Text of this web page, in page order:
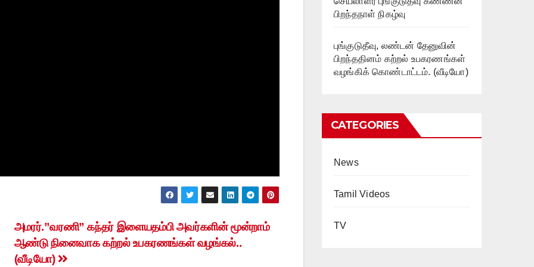
அமரர்.”வரணி” கந்தர் இளையதம்பி அவர்களின் மூன்றாம்
ஆண்டு நினைவாக கற்றல் உபகரணங்கள் வழங்கல்..
(வீடியோ)
பிறந்தநாள் நிகழ்வு
புங்குடுதீவு, லண்டன் தேனுவின்
பிறந்ததினம் கற்றல் உபகரணங்கள்
வழங்கிக் கொண்டாட்டம். (வீடியோ)
CATEGORIES
News
Tamil Videos
TV